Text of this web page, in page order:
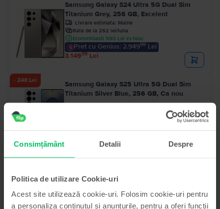
Consimțământ Detalii Despre
Politica de utilizare Cookie-uri
Acest site utilizează cookie-uri. Folosim cookie-uri pentru
a personaliza conținutul și anunțurile, pentru a oferi funcții
Samsung Galaxy S24 Ultra 5G Dual Sim
Titanium Grey, 256 GB, Excelent
Livrare estimata: Maine
Rate de la 262 lei/luna
Economisesti 990 Lei vs Nou
Pret cu Genius: 2.94999 Lei
3.14999 Lei
- 240 Lei
Samsung Galaxy S25 Ultra 5G Dual Sim
Titanium Silver Blue, 256 GB, Ca nou